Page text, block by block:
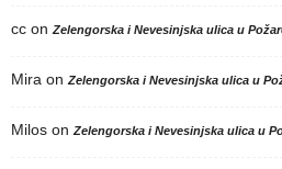
cc on Zelengorska i Nevesinjska ulica u
Mira on Zelengorska i Nevesinjska ulica u
Milos on Zelengorska i Nevesinjska ulica u